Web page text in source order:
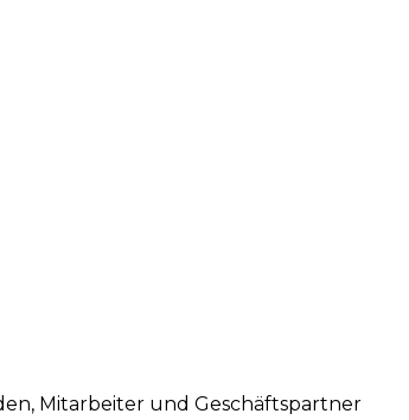
Mitarbeiter und Geschäftspartner